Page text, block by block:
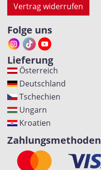
Vertrag widerrufen
Folge uns
Lieferung
Österreich
Deutschland
Tschechien
Ungarn
Kroatien
Zahlungsmethoden